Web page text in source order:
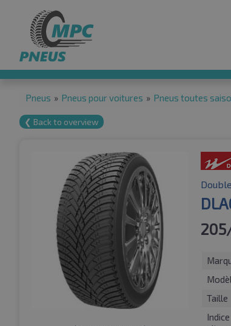
Pneus » Pneus pour voitures » Pneus toutes
❮ Back to overview
Taille